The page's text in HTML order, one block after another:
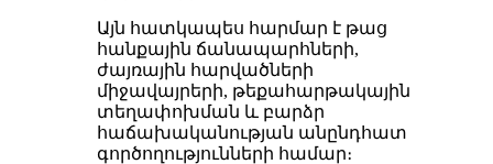
Այն հատկապես հարմար է թաց
հանքային ճանապարհների,
ժայռային հարվածների
միջավայրերի, թեքահարթակային
տեղափոխման և բարձր
հաճախականության անընդհատ
գործողությունների համար։